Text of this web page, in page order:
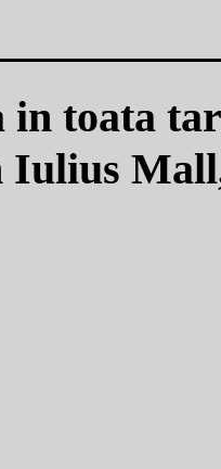
toata
Iulius